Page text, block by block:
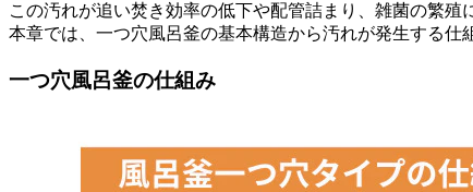
この汚れが追い焚き効率の低下や配管詰まり、雑菌の繁殖
本章では、一つ穴風呂釜の基本構造から汚れが発生する仕
一つ穴風呂釜の仕組み